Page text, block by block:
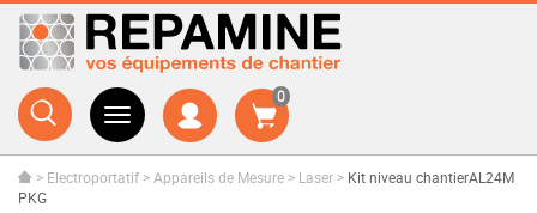
0
> Electroportatif > Appareils de Mesure > Laser > Kit niveau chantierAL24M
PKG